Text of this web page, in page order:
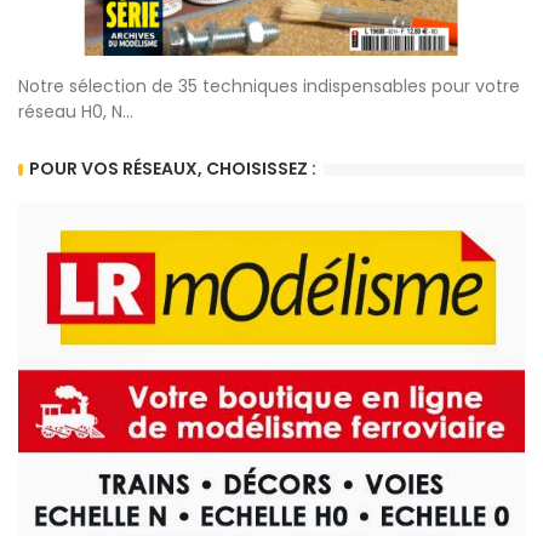
Notre sélection de 35 techniques indispensables pour votre
réseau H0, N...
POUR VOS RÉSEAUX, CHOISISSEZ :